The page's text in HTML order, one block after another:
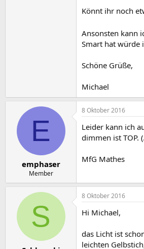
Könnt ihr noch
Ansonsten kann
Smart hat würde
Schöne Grüße,
Michael
E
emphaser
Member
8 Oktober 2016
Leider kann ich
dimmen ist TOP.
MfG Mathes
S
8 Oktober 2016
Hi Michael,
das Licht ist
leichten